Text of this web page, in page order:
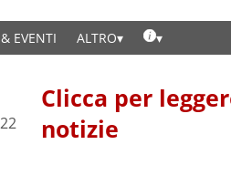
EVENTI ALTRO
Clicca per
notizie